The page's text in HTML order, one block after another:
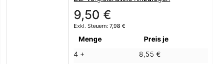
9,50 €
7,98 €
Menge
Preis je
4 +
8,55 €